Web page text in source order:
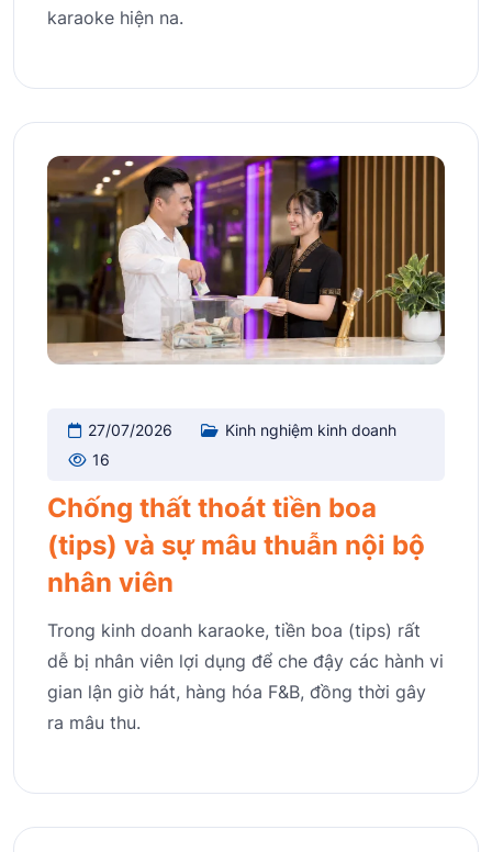
karaoke hiện na.
27/07/2026
Kinh nghiệm kinh doanh
16
Chống thất thoát tiền boa
(tips) và sự mâu thuẫn nội bộ
nhân viên
Trong kinh doanh karaoke, tiền boa (tips) rất
dễ bị nhân viên lợi dụng để che đậy các hành vi
gian lận giờ hát, hàng hóa F&B, đồng thời gây
ra mâu thu.